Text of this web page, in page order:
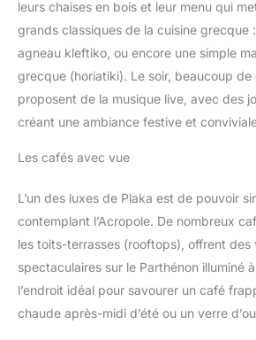
leurs chaises en bois et leur menu qui
grands classiques de la cuisine grecque :
agneau kleftiko, ou encore une simple
grecque (horiatiki). Le soir, beaucoup de
proposent de la musique live, avec des
créant une ambiance festive et
Les cafés avec vue
L’un des luxes de Plaka est de pouvoir
contemplant l’Acropole. De nombreux
les toits-terrasses (rooftops), offrent des
spectaculaires sur le Parthénon illuminé
l’endroit idéal pour savourer un café
chaude après-midi d’été ou un verre